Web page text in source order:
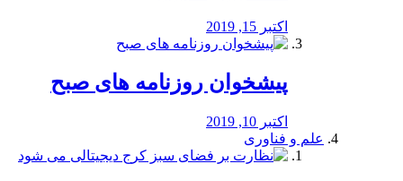
اکتبر 15, 2019
پیشخوان روزنامه های صبح
اکتبر 10, 2019
علم و فناوری